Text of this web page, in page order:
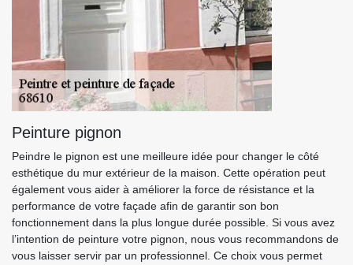
Peinture pignon
Peindre le pignon est une meilleure idée pour changer le côté
esthétique du mur extérieur de la maison. Cette opération peut
également vous aider à améliorer la force de résistance et la
performance de votre façade afin de garantir son bon
fonctionnement dans la plus longue durée possible. Si vous avez
l’intention de peinture votre pignon, nous vous recommandons de
vous laisser servir par un professionnel. Ce choix vous permet